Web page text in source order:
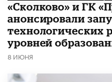
«Сколково» и ГК
анонсировали
технологических
уровней
8 ИЮНЯ